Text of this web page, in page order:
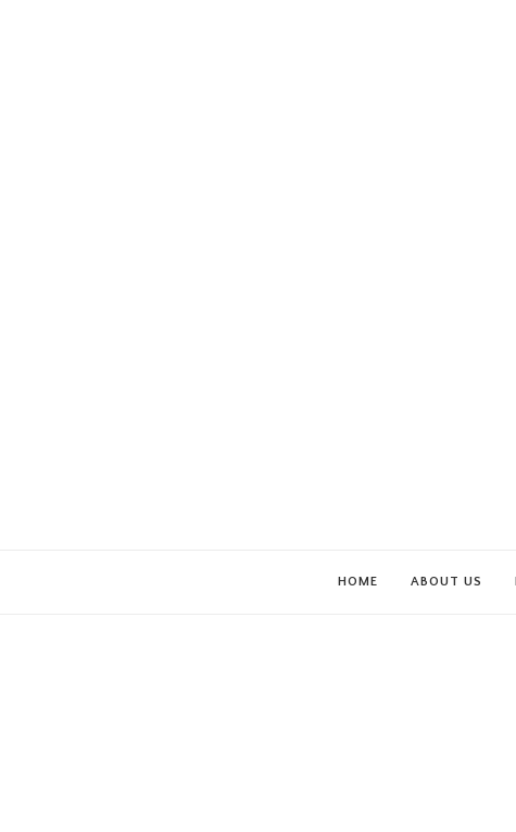
HOME ABOUT US